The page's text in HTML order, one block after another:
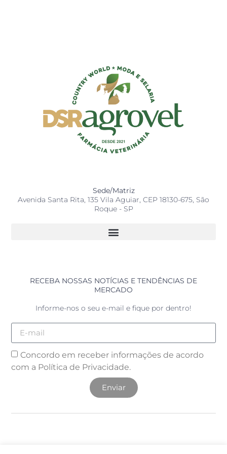
Sede/Matriz
Avenida Santa Rita, 135 Vila Aguiar, CEP 18130-675, São
Roque - SP
RECEBA NOSSAS NOTÍCIAS E TENDÊNCIAS DE
MERCADO
Informe-nos o seu e-mail e fique por dentro!
Concordo em receber informações de acordo
com a Política de Privacidade.
Enviar